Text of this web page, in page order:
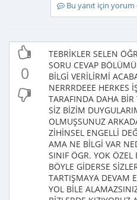
Bu yanıt için
0
TEBRİKLER SELEN
SORU CEVAP
BİLGİ VERİLİRMİ
NERRRDEEE HERKES
TARAFINDA DAHA
SİZ BİZİM
OLMUŞSUNUZ
ZİHİNSEL ENGELLİ
AMA NE BİLGİ VAR
SINIF ÖGR. YOK ÖZEL
BÖYLE GİDERSE
TARTIŞMAYA DEVAM
YOL BİLE